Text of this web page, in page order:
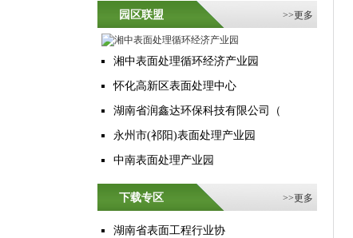
园区联盟 >>更多
湘中表面处理循环经济产业园
怀化高新区表面处理中心
湖南省润鑫达环保科技有限公司（
永州市(祁阳)表面处理产业园
中南表面处理产业园
下载专区 >>更多
湖南省表面工程行业协